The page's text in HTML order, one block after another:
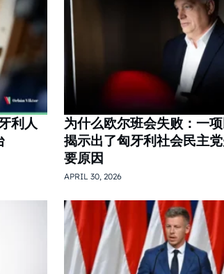
利人
为什么欧尔班会失败：一
揭示出了匈牙利社会民主
要原因
APRIL 30, 2026